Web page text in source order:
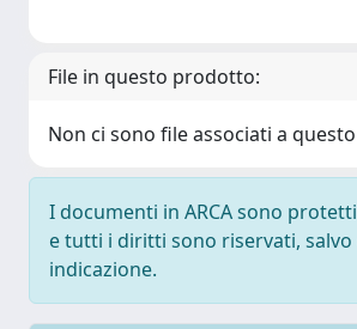
File in questo prodotto:
Non ci sono file associati a
I documenti in ARCA sono
e tutti i diritti sono riservati, salvo
indicazione.